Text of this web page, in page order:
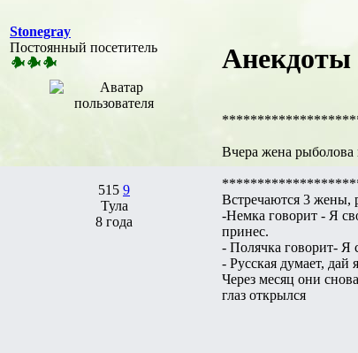
Stonegray
Постоянный посетитель
515 9
Тула
8 года
Анекдоты
Вчера жена рыболова
Встречаются 3 жены,
-Немка говорит - Я
принес.
- Полячка говорит- Я
- Русская думает, дай
Через месяц они
глаз открылся